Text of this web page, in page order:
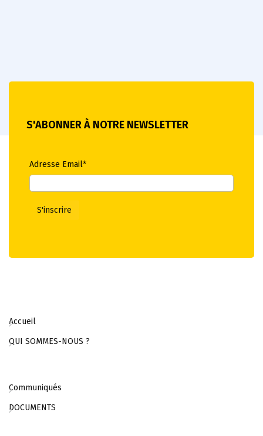
S'ABONNER À NOTRE NEWSLETTER
Adresse Email*
Accueil
QUI SOMMES-NOUS ?
Communiqués
DOCUMENTS